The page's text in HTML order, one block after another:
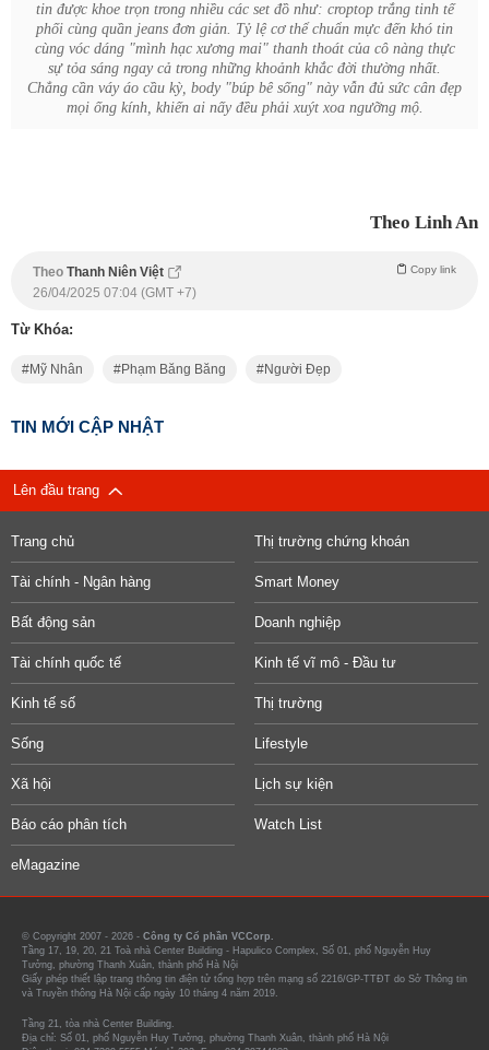
tin được khoe trọn trong nhiều các set đồ như: croptop trắng tinh tế
phối cùng quần jeans đơn giản. Tỷ lệ cơ thể chuẩn mực đến khó tin
cùng vóc dáng "mình hạc xương mai" thanh thoát của cô nàng thực
sự tỏa sáng ngay cả trong những khoảnh khắc đời thường nhất.
Chẳng cần váy áo cầu kỳ, body "búp bê sống" này vẫn đủ sức cân đẹp
mọi ống kính, khiến ai nấy đều phải xuýt xoa ngưỡng mộ.
Theo Linh An
Theo Thanh Niên Việt Copy link
26/04/2025 07:04 (GMT +7)
Từ Khóa:
Mỹ Nhân Phạm Băng Băng Người Đẹp
TIN MỚI CẬP NHẬT
Lên đầu trang
Trang chủ Thị trường chứng khoán
Tài chính - Ngân hàng Smart Money
Bất động sản Doanh nghiệp
Tài chính quốc tế Kinh tế vĩ mô - Đầu tư
Kinh tế số Thị trường
Sống Lifestyle
Xã hội Lịch sự kiện
Báo cáo phân tích Watch List
eMagazine
© Copyright 2007 - 2026 - Công ty Cổ phần VCCorp.
Tầng 17, 19, 20, 21 Toà nhà Center Building - Hapulico Complex, Số 01, phố Nguyễn Huy
Tưởng, phường Thanh Xuân, thành phố Hà Nội
Giấy phép thiết lập trang thông tin điện tử tổng hợp trên mạng số 2216/GP-TTĐT do Sở Thông tin
và Truyền thông Hà Nội cấp ngày 10 tháng 4 năm 2019.
Tầng 21, tòa nhà Center Building.
Địa chỉ: Số 01, phố Nguyễn Huy Tưởng, phường Thanh Xuân, thành phố Hà Nội